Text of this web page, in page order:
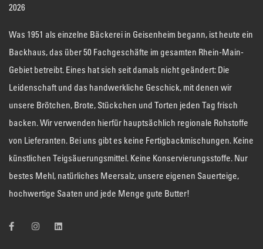
2026
Was 1951 als einzelne Bäckerei in Geisenheim begann, ist heute ein
Backhaus, das über 50 Fachgeschäfte im gesamten Rhein-Main-
Gebiet betreibt. Eines hat sich seit damals nicht geändert: Die
Leidenschaft und das handwerkliche Geschick, mit denen wir
unsere Brötchen, Brote, Stückchen und Torten jeden Tag frisch
backen. Wir verwenden hierfür hauptsächlich regionale Rohstoffe
von Lieferanten. Bei uns gibt es keine Fertigbackmischungen. Keine
künstlichen Teigsäuerungsmittel. Keine Konservierungsstoffe. Nur
bestes Mehl, natürliches Meersalz, unsere eigenen Sauerteige,
hochwertige Saaten und jede Menge gute Butter!